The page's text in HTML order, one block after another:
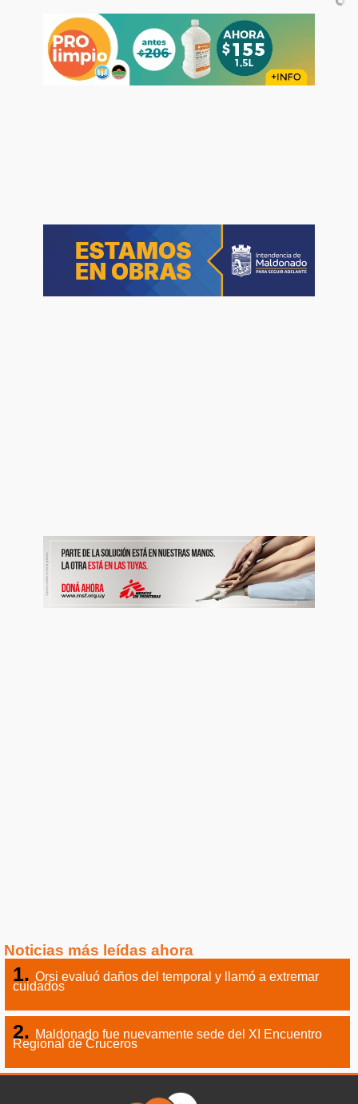
Noticias más leídas ahora
Orsi evaluó daños del temporal y llamó a extremar
cuidados
Maldonado fue nuevamente sede del XI Encuentro
Regional de Cruceros